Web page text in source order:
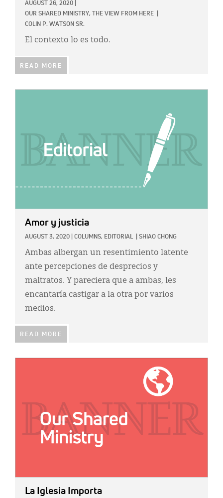
AUGUST 26, 2020
OUR SHARED MINISTRY,
THE VIEW FROM HERE
COLIN P. WATSON SR.
El contexto lo es todo.
READ MORE
Amor y justicia
AUGUST 3, 2020 COLUMNS, EDITORIAL SHIAO CHONG
Ambas albergan un resentimiento latente
ante percepciones de desprecios y
maltratos. Y pareciera que a ambas, les
encantaría castigar a la otra por varios
medios.
READ MORE
La Iglesia Importa